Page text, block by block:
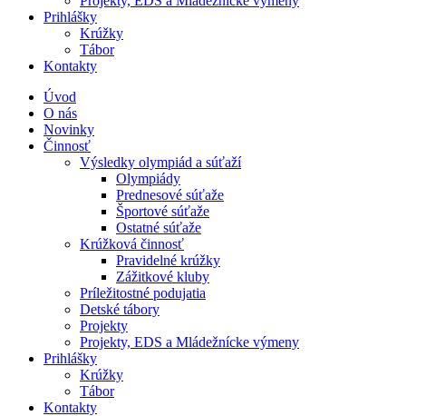
Prihlášky
Krúžky
Tábor
Kontakty
Úvod
O nás
Novinky
Činnosť
Výsledky olympiád a súťaží
Olympiády
Prednesové súťaže
Športové súťaže
Ostatné súťaže
Krúžková činnosť
Pravidelné krúžky
Zážitkové kluby
Príležitostné podujatia
Detské tábory
Projekty
Projekty, EDS a Mládežnícke výmeny
Prihlášky
Krúžky
Tábor
Kontakty